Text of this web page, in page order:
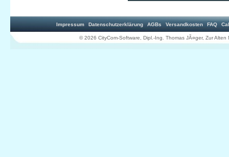
Impressum Datenschutzerklärung AGBs Versandkosten FAQ
© 2026 CityCom-Software, Dipl.-Ing. Thomas JÃ¤ger, Zur